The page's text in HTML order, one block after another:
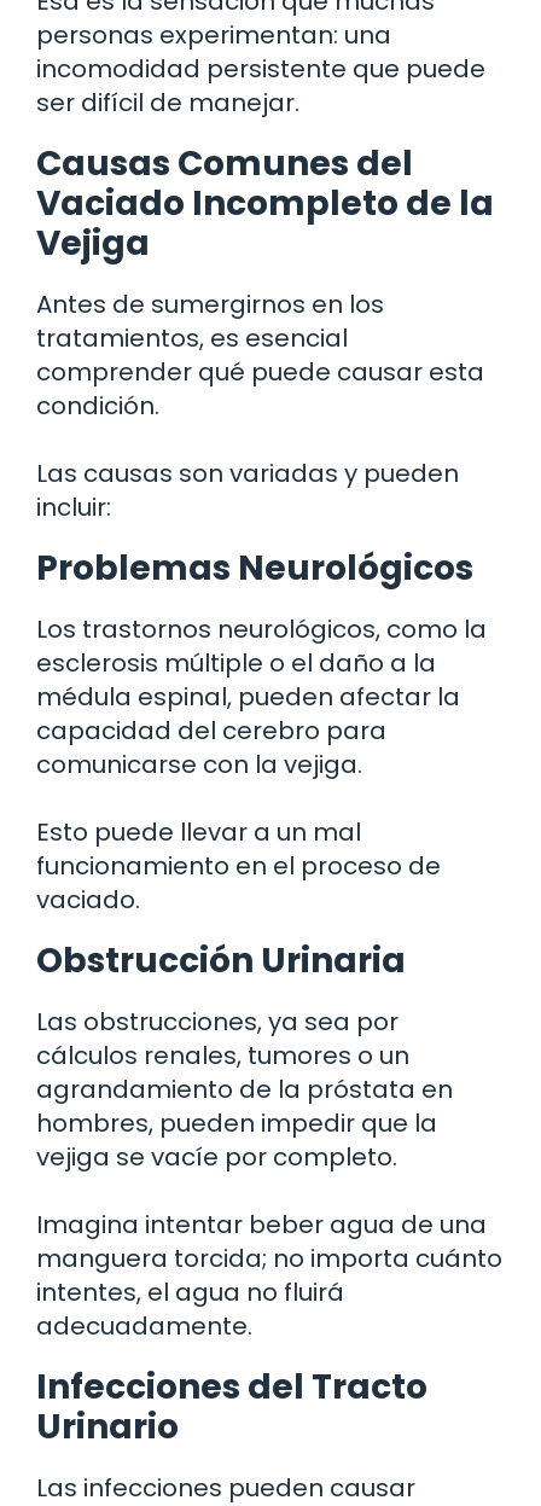
personas experimentan: una
incomodidad persistente que puede
ser difícil de manejar.
Causas Comunes del
Vaciado Incompleto de la
Vejiga
Antes de sumergirnos en los
tratamientos, es esencial
comprender qué puede causar esta
condición.
Las causas son variadas y pueden
incluir:
Problemas Neurológicos
Los trastornos neurológicos, como la
esclerosis múltiple o el daño a la
médula espinal, pueden afectar la
capacidad del cerebro para
comunicarse con la vejiga.
Esto puede llevar a un mal
funcionamiento en el proceso de
vaciado.
Obstrucción Urinaria
Las obstrucciones, ya sea por
cálculos renales, tumores o un
agrandamiento de la próstata en
hombres, pueden impedir que la
vejiga se vacíe por completo.
Imagina intentar beber agua de una
manguera torcida; no importa cuánto
intentes, el agua no fluirá
adecuadamente.
Infecciones del Tracto
Urinario
Las infecciones pueden causar